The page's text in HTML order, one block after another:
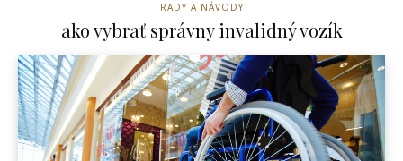
RADY A NÁVODY
ako vybrať správny invalidný vozík